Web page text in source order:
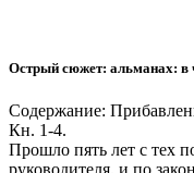
Острый сюжет: альманах: в
Содержание:
Кн. 1-4.
Прошло пять лет с тех